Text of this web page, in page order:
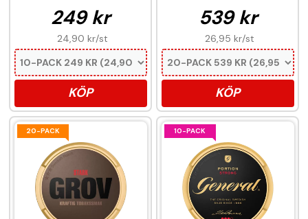
249 kr
24,90 kr/st
KÖP
539 kr
26,95 kr/st
KÖP
20-PACK 10-PACK